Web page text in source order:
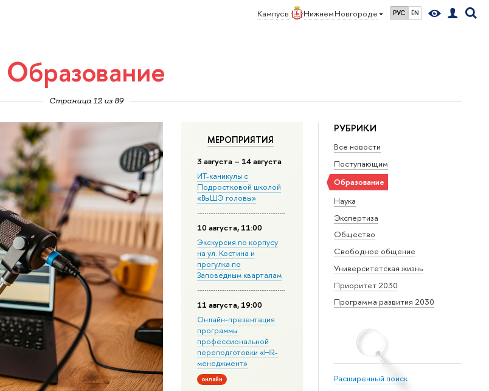
Кампус в Нижнем Новгороде РУС EN
Образование
Страница 12 из 89
РУБРИКИ
Все новости
Поступающим
Образование
Наука
Экспертиза
Общество
Свободное общение
Университетская жизнь
Приоритет 2030
Программа развития 2030
Расширенный поиск
МЕРОПРИЯТИЯ
3 августа – 14 августа
ИТ-каникулы с
Подростковой школой
«ВыШЭ головы»
10 августа, 11:00
Экскурсия по корпусу
на ул. Костина и
прогулка по
Заповедным кварталам
11 августа, 19:00
Онлайн-презентация
программы
профессиональной
переподготовки «HR-
менеджмент»
онлайн